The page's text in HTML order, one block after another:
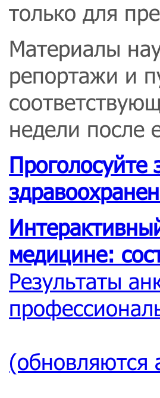
только для
Материалы
репортажи и
недели после
медицине:
Результаты
(обновляются